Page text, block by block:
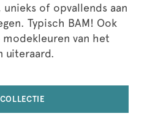
of opvallends aan
Typisch BAM! Ook
modekleuren van het
uiteraard.